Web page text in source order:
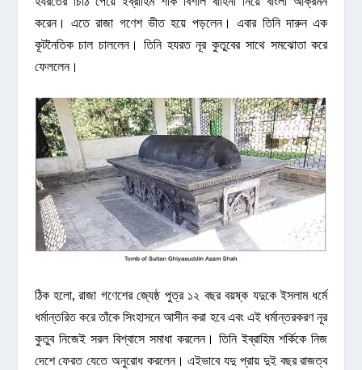
করেন। এতে রাজা গণেশ ভীত হয়ে পড়লেন। এবার তিনি দারুন এক
কূটনৈতিক চাল চাললেন। তিনি হযরত নূর কুতুবের সাথে সমঝোতা করে
ফেললেন।
ঠিক হলো, রাজা গণেশের জ্যেষ্ঠ পুত্র ১২ বছর বয়ষ্ক যদুকে ইসলাম ধর্মে
ধর্মান্তরিত করে তাঁকে সিংহাসনে আসীন করা হবে এবং এই ধর্মান্তরকরণ নূর
কুতুব নিজেই সরল বিশ্বাসে সমাধা করলেন। তিনি ইব্রাহিম শর্কিকে নিজ
দেশে ফেরত যেতে অনুরোধ করলেন। এইভাবে যদু প্রায় দুই বছর রাজত্ব